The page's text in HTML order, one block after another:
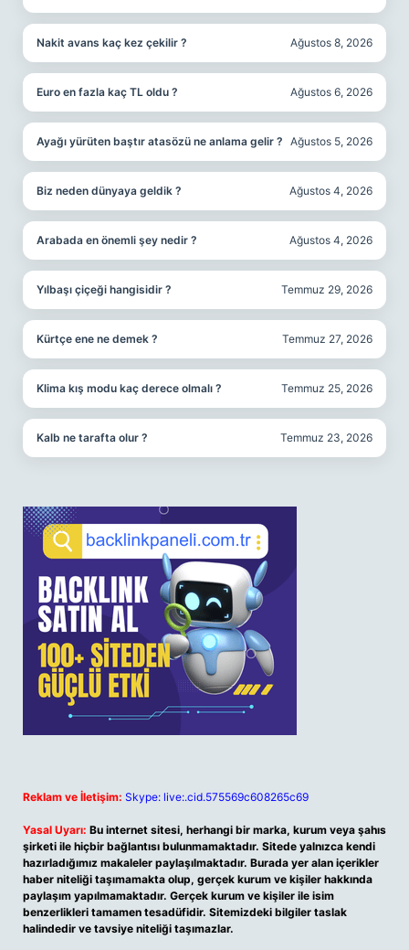
Nakit avans kaç kez çekilir ? Ağustos 8, 2026
Euro en fazla kaç TL oldu ? Ağustos 6, 2026
Ayağı yürüten baştır atasözü ne anlama gelir ? Ağustos 5, 2026
Biz neden dünyaya geldik ? Ağustos 4, 2026
Arabada en önemli şey nedir ? Ağustos 4, 2026
Yılbaşı çiçeği hangisidir ? Temmuz 29, 2026
Kürtçe ene ne demek ? Temmuz 27, 2026
Klima kış modu kaç derece olmalı ? Temmuz 25, 2026
Kalb ne tarafta olur ? Temmuz 23, 2026
Reklam ve İletişim: Skype: live:.cid.575569c608265c69
Yasal Uyarı: Bu internet sitesi, herhangi bir marka, kurum veya şahıs
şirketi ile hiçbir bağlantısı bulunmamaktadır. Sitede yalnızca kendi
hazırladığımız makaleler paylaşılmaktadır. Burada yer alan içerikler
haber niteliği taşımamakta olup, gerçek kurum ve kişiler hakkında
paylaşım yapılmamaktadır. Gerçek kurum ve kişiler ile isim
benzerlikleri tamamen tesadüfidir. Sitemizdeki bilgiler taslak
halindedir ve tavsiye niteliği taşımazlar.